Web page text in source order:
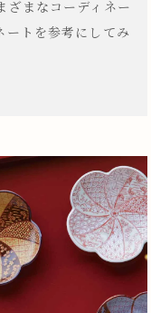
ざまなコーディネー
ートを参考にしてみ